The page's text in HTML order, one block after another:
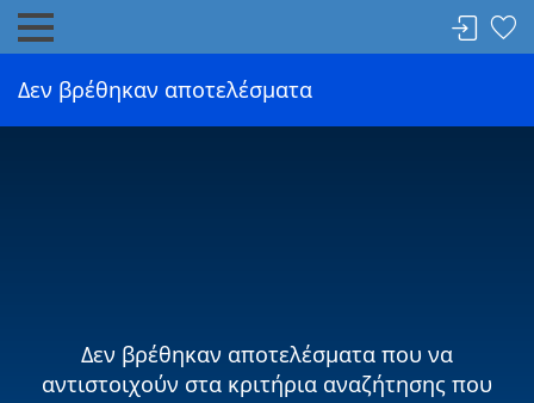
Δεν βρέθηκαν αποτελέσματα
Δεν βρέθηκαν αποτελέσματα που να
αντιστοιχούν στα κριτήρια αναζήτησης που